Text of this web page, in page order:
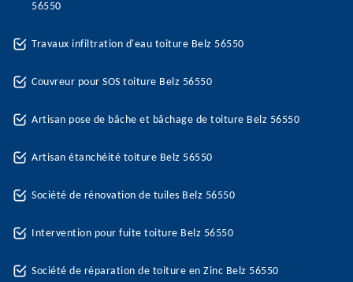
56550
Travaux infiltration d'eau toiture Belz 56550
Couvreur pour SOS toiture Belz 56550
Artisan pose de bâche et bâchage de toiture Belz 56550
Artisan étanchéité toiture Belz 56550
Société de rénovation de tuiles Belz 56550
Intervention pour fuite toiture Belz 56550
Société de réparation de toiture en Zinc Belz 56550